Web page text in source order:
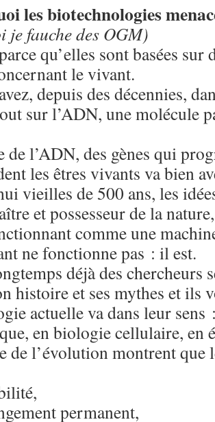
les biotechnologies
je fauche des OGM)
qu’elles sont basées sur
le vivant.
depuis des décennies,
sur l’ADN, une molécule
de l’ADN, des gènes qui
les êtres vivants va bien
vieilles de 500 ans, les
et possesseur de la
comme une
ne fonctionne pas : il est.
déjà des chercheurs
histoire et ses mythes et ils
actuelle va dans leur sens
en biologie cellulaire, en
de l’évolution montrent que
permanent,